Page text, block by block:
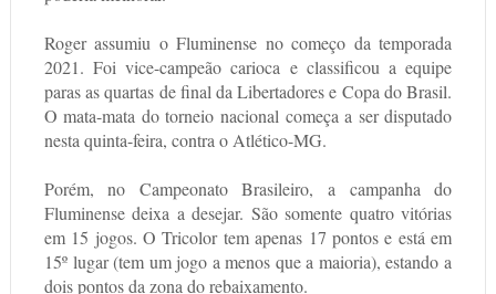
Roger assumiu o Fluminense no começo da temporada
2021. Foi vice-campeão carioca e classificou a equipe
paras as quartas de final da Libertadores e Copa do Brasil.
O mata-mata do torneio nacional começa a ser disputado
nesta quinta-feira, contra o Atlético-MG.
Porém, no Campeonato Brasileiro, a campanha do
Fluminense deixa a desejar. São somente quatro vitórias
em 15 jogos. O Tricolor tem apenas 17 pontos e está em
15º lugar (tem um jogo a menos que a maioria), estando a
dois pontos da zona do rebaixamento.